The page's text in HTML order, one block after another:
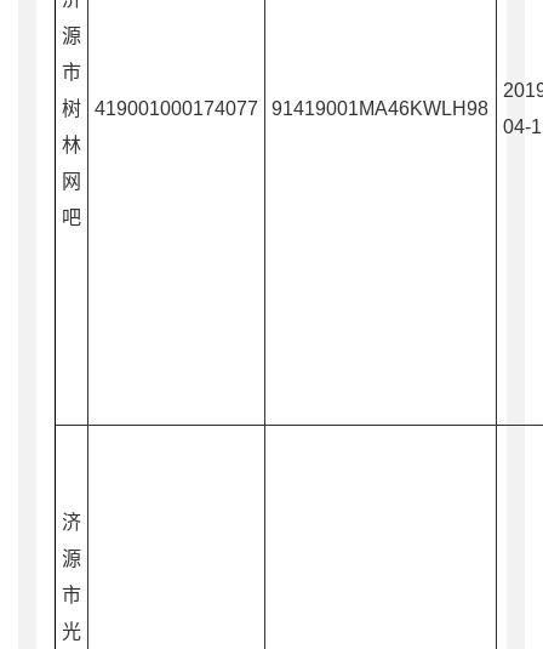
源
市
树
林
网
吧
419001000174077 91419001MA46KWLH98
04-
济
源
市
光